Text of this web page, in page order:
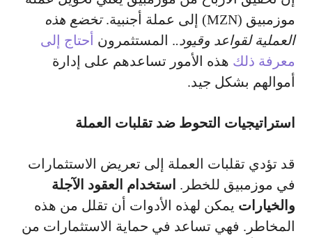
موزمبيق (MZN) إلى عملة أجنبية.
تخضع هذه
العملية لقواعد وقيود.. المستثمرون أحتاج إلى
معرفة ذلك هذه الأمور تساعدهم على إدارة
أموالهم بشكل جيد.
استراتيجيات التحوط ضد تقلبات العملة
قد تؤدي تقلبات العملة إلى تعريض الاستثمارات
في موزمبيق للخطر. استخدام العقود الآجلة
والخيارات يمكن لهذه الأدوات أن تقلل من هذه
المخاطر. فهي تساعد في حماية الاستثمارات من